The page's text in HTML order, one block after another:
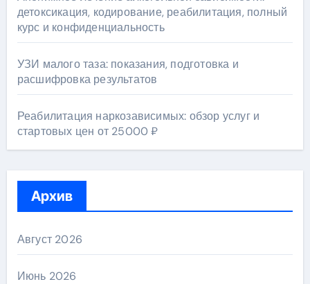
детоксикация, кодирование, реабилитация, полный
курс и конфиденциальность
УЗИ малого таза: показания, подготовка и
расшифровка результатов
Реабилитация наркозависимых: обзор услуг и
стартовых цен от 25000 ₽
Архив
Август 2026
Июнь 2026